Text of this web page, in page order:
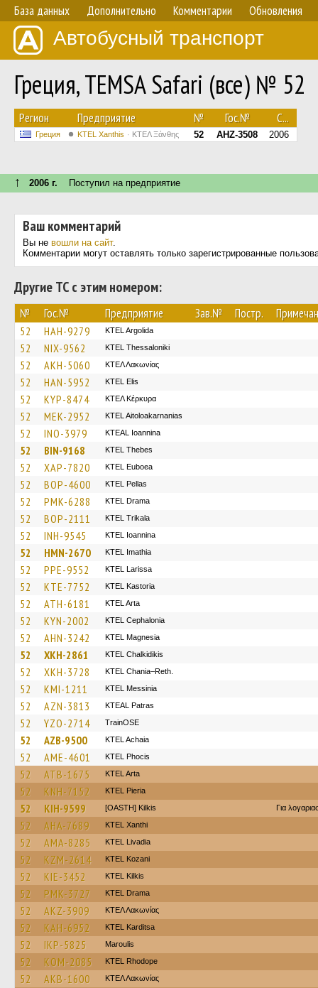
База данных Дополнительно Комментарии Обновления
Автобусный транспорт
Греция, TEMSA Safari (все) № 52
Регион Предприятие № Гос.№ С...
Греция KTEL Xanthis ΚΤΕΛ Ξάνθης 52 AHZ-3508 2006
↑ 2006 г. Поступил на предприятие
Ваш комментарий
Вы не вошли на сайт.
Комментарии могут оставлять только зарегистрированные
Другие ТС с этим номером:
№ Гос.№ Предприятие Зав.№ Постр.
52 HAH-9279 KTEL Argolida
52 NIX-9562 KTEL Thessaloniki
52 AKH-5060 ΚΤΕΛ Λακωνίας
52 HAN-5952 KTEL Elis
52 KYP-8474 ΚΤΕΛ Κέρκυρα
52 MEK-2952 KTEL Aitoloakarnanias
52 INO-3979 KTEAL Ioannina
52 BIN-9168 KTEL Thebes
52 XAP-7820 ΚΤΕL Euboea
52 BOP-4600 KTEL Pellas
52 PMK-6288 KTEL Drama
52 BOP-2111 ΚΤΕL Τrikala
52 INH-9545 KTEL Ioannina
52 HMN-2670 KTEL Imathia
52 PPE-9552 KTEL Larissa
52 KTE-7752 KTEL Kastoria
52 ATH-6181 KTEL Arta
52 KYN-2002 KTEL Cephalonia
52 AHN-3242 ΚΤΕL Magnesia
52 XKH-2861 ΚΤΕL Chalkidikis
52 XKH-3728 KTEL Chania–Reth.
52 KMI-1211 KTEL Messinia
52 AZN-3813 KTEAL Patras
52 YZO-2714 TrainΟSE
52 AZB-9500 KTEL Achaia
52 AME-4601 ΚΤΕL Phocis
52 ATB-1675 KTEL Arta
52 KNH-7152 KTEL Pieria
52 KIH-9599 [OASTH] Kilkis Για
52 AHA-7689 KTEL Xanthi
52 AMA-8285 KTEL Livadia
52 KZM-2614 ΚΤΕL Kozani
52 KIE-3452 KTEL Kilkis
52 PMK-3727 KTEL Drama
52 AKZ-3909 ΚΤΕΛ Λακωνίας
52 KAH-6952 ΚΤΕL Karditsa
52 IKP-5825 Maroulis
52 KOM-2085 KTEL Rhodope
52 AKB-1600 ΚΤΕΛ Λακωνίας